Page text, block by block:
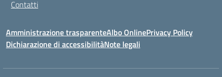
Contatti
Amministrazione trasparenteAlbo OnlinePrivacy Policy
Dichiarazione di accessibilitàNote legali